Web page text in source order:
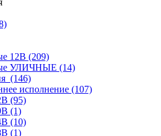
12В (209)
УЛИЧНЫЕ (14)
(146)
исполнение (107)
(95)
(1)
(10)
(1)